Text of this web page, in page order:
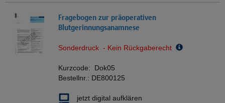
Fragebogen zur präoperativen
Blutgerinnungsanamnese
Sonderdruck - Kein Rückgaberecht
Kurzcode: Dok05
Bestellnr.: DE800125
jetzt digital aufklären